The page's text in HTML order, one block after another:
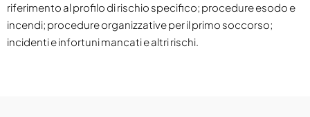
riferimento al profilo di rischio specifico; procedure esodo e
incendi; procedure organizzative per il primo soccorso;
incidenti e infortuni mancati e altri rischi.